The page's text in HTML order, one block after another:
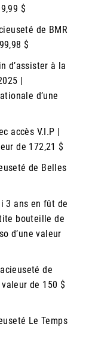
$
de BMR
$
d’assister à la
|
d’une
accès V.I.P |
de 172,21 $
de Belles
3 ans en fût de
bouteille de
d’une valeur
de
de 150 $
Le Temps